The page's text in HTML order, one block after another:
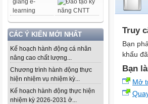
CÁC Ý KIẾN MỚI NHẤT
Kế hoạch hành động cá nhân
nâng cao chất lượng...
Chương trình hành động thực
hiện nhiệm vụ nhiệm kỳ...
Kế hoạch hành động thực hiện
nhiệm kỳ 2026-2031 ở...
Truy
Bạn
khẩu
Bạn
Mở